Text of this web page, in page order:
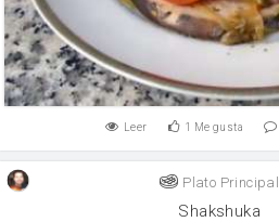
Leer 1 Me gusta
Plato Principal
Shakshuka